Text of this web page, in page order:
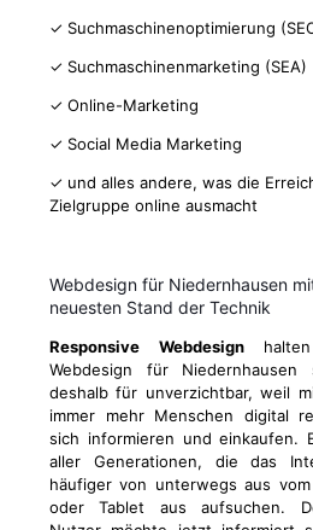
✓ Suchmaschinenoptimierung
✓ Suchmaschinenmarketing (SEA)
✓ Online-Marketing
✓ Social Media Marketing
✓ und alles andere, was die
Zielgruppe online ausmacht
Webdesign für Niedernhausen
neuesten Stand der Technik
Responsive Webdesign
Webdesign für Niedernhausen
deshalb für unverzichtbar, weil
immer mehr Menschen digital
sich informieren und einkaufen.
aller Generationen, die das
häufiger von unterwegs aus vom
oder Tablet aus aufsuchen.